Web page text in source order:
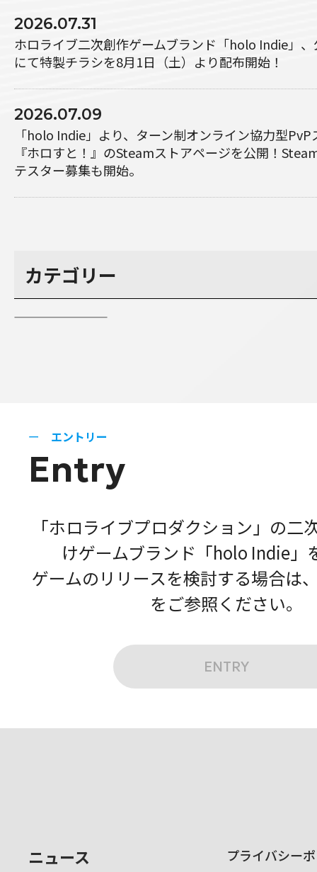
2026.07.31
ホロライブ二次創作ゲームブランド「holo Indie」
にて特製チラシを8月1日（土）より配布開始！
2026.07.09
「holo Indie」より、ターン制オンライン協力型
『ホロすと！』のSteamストアページを公開！
テスター募集も開始。
カテゴリー
エントリー
Entry
「ホロライブプロダクション」の二
けゲームブランド「holo Indie」
ゲームのリリースを検討する場合は
をご参照ください。
ENTRY
ニュース
プライバシー